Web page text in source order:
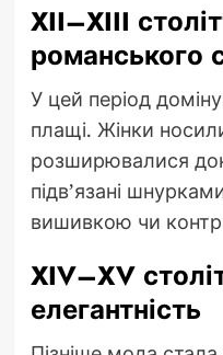
XII–XIII
романського
У цей період
плащі. Жінки
розширювалися
підв’язані
вишивкою чи
XIV–XV
елегантність